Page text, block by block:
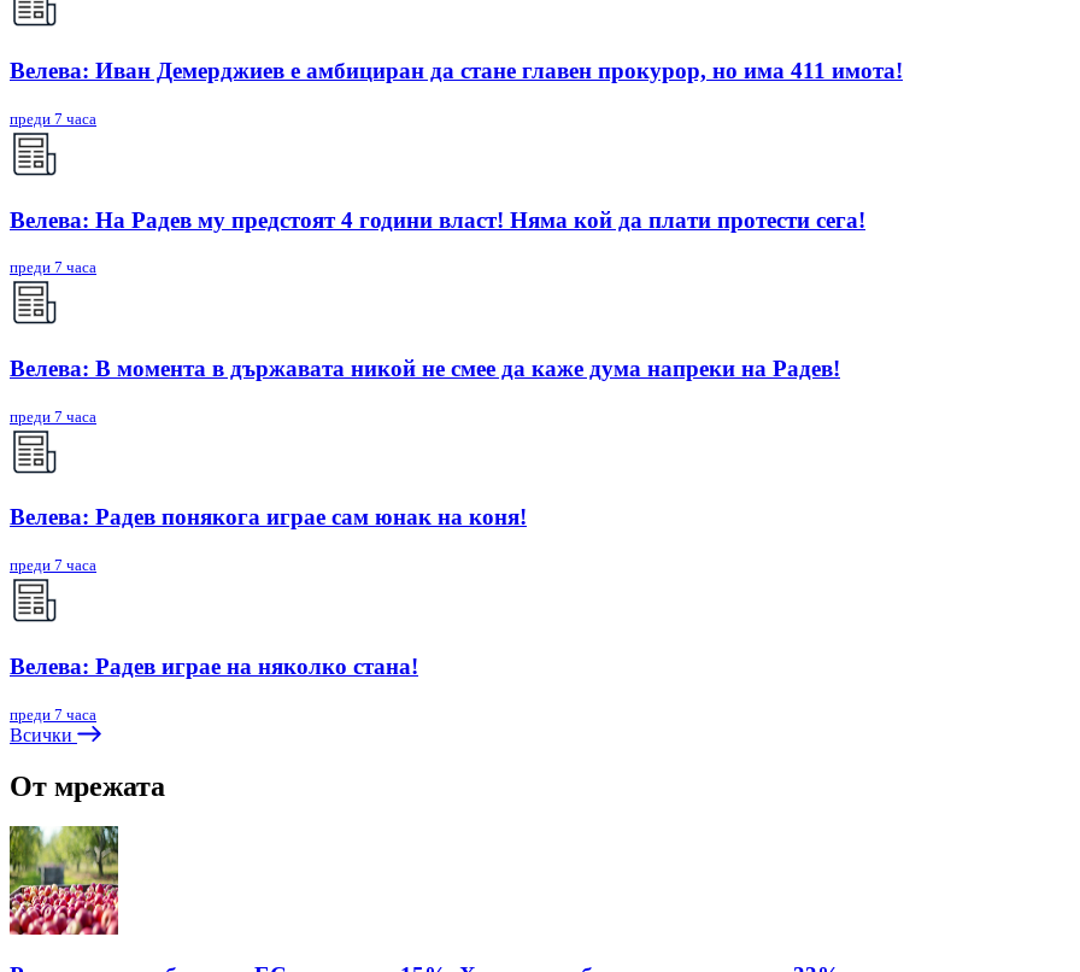
Велева: Иван Демерджиев е амбициран да стане главен прокурор, но има 411 имота!
преди 7 часа
Велева: На Радев му предстоят 4 години власт! Няма кой да плати протести сега!
преди 7 часа
Велева: В момента в държавата никой не смее да каже дума напреки на Радев!
преди 7 часа
Велева: Радев понякога играе сам юнак на коня!
преди 7 часа
Велева: Радев играе на няколко стана!
преди 7 часа
Всички
От мрежата